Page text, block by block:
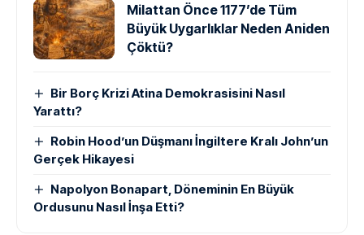
Milattan Önce 1177’de Tüm
Büyük Uygarlıklar Neden Aniden
Çöktü?
Bir Borç Krizi Atina Demokrasisini Nasıl
Yarattı?
Robin Hood’un Düşmanı İngiltere Kralı John’un
Gerçek Hikayesi
Napolyon Bonapart, Döneminin En Büyük
Ordusunu Nasıl İnşa Etti?